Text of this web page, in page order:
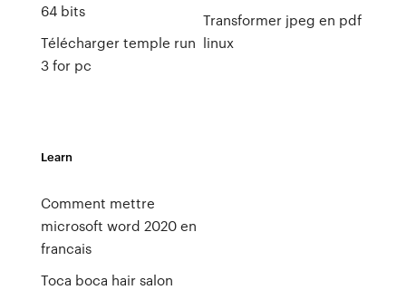
64 bits
Télécharger temple run
3 for pc
Transformer jpeg en pdf
linux
Learn
Comment mettre
microsoft word 2020 en
francais
Toca boca hair salon